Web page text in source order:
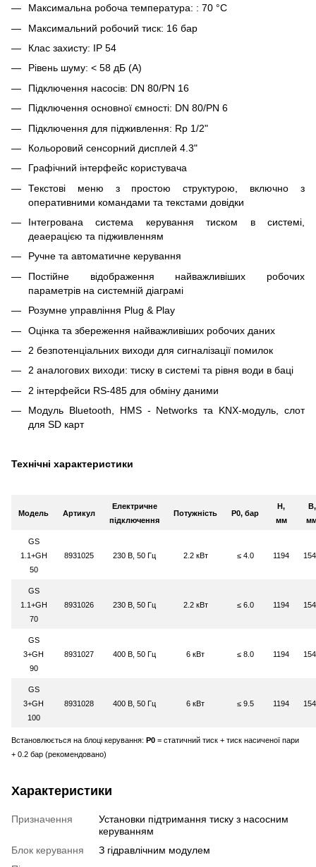
Максимальна робоча температура: : 70 °C
Максимальний робочий тиск: 16 бар
Клас захисту: IP 54
Рівень шуму: < 58 дБ (А)
Підключення насосів: DN 80/PN 16
Підключення основної ємності: DN 80/PN 6
Підключення для підживлення: Rp 1/2"
Кольоровий сенсорний дисплей 4.3"
Графічний інтерфейс користувача
Текстові меню з простою структурою, включно з
оперативними командами та текстами довідки
Інтегрована система керування тиском в системі,
деаерацією та підживленням
Ручне та автоматичне керування
Постійне відображення найважливіших робочих
параметрів на системній діаграмі
Розумне управління Plug & Play
Оцінка та збереження найважливіших робочих даних
2 безпотенціальних виходи для сигналізації помилок
2 аналогових виходи: тиску в системі та рівня води в баці
2 інтерфейси RS-485 для обміну даними
Модуль Bluetooth, HMS - Networks та KNX-модуль, слот
для SD карт
Технічні характеристики
Модель Артикул
Електричне
підключення
Потужність P0, бар
H,
мм
B,
GS
1.1+GH
50
8931025 230 В, 50 Гц 2.2 кВт ≤ 4.0 1194
GS
1.1+GH
70
8931026 230 В, 50 Гц 2.2 кВт ≤ 6.0 1194
GS
3+GH
90
8931027 400 В, 50 Гц 6 кВт ≤ 8.0 1194
GS
3+GH
100
8931028 400 В, 50 Гц 6 кВт ≤ 9.5 1194
Встановлюється на блоці керування: P0 = статичний тиск + тиск насиченої пари
+ 0.2 бар (рекомендовано)
Характеристики
Призначення
Установки підтримання тиску з насосним
керуванням
Блок керування
З гідравлічним модулем